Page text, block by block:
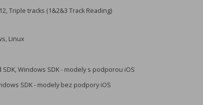
Triple tracks (1&2&3 Track Reading)
Linux
SDK, Windows SDK - modely s podporou iOS
SDK - modely bez podpory iOS